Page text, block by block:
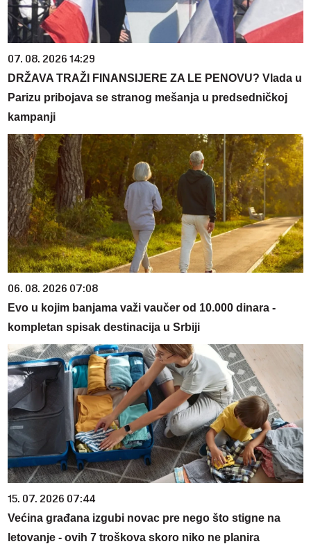
07. 08. 2026 14:29
DRŽAVA TRAŽI FINANSIJERE ZA LE PENOVU? Vlada u
Parizu pribojava se stranog mešanja u predsedničkoj
kampanji
06. 08. 2026 07:08
Evo u kojim banjama važi vaučer od 10.000 dinara -
kompletan spisak destinacija u Srbiji
15. 07. 2026 07:44
Većina građana izgubi novac pre nego što stigne na
letovanje - ovih 7 troškova skoro niko ne planira